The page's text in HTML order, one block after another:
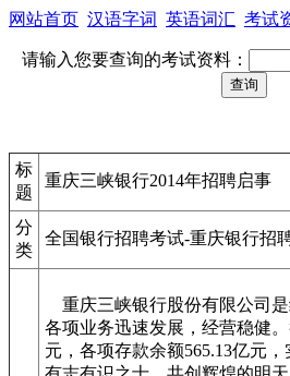
网站首页 汉语字词 英语词汇 考试
请输入您要查询的考试资料：
标
题
重庆三峡银行2014年招聘启事
分
类
全国银行招聘考试-重庆银行招
重庆三峡银行股份有限公司
各项业务迅速发展，经营稳健
元，各项存款余额565.13亿元